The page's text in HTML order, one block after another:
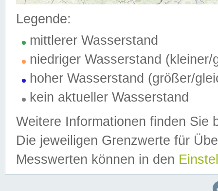
Legende:
mittlerer Wasserstand
niedriger Wasserstand (kleiner/
hoher Wasserstand (größer/
kein aktueller Wasserstand
Weitere Informationen finden Sie
Die jeweiligen Grenzwerte für
Messwerten können in den